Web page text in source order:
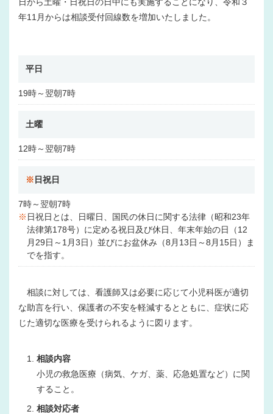
年11月からは相談受付回線数を増加いたしました。
平日
19時～翌朝7時
土曜
12時～翌朝7時
※ 日祝日
7時～翌朝7時
※ 日祝日とは、日曜日、国民の休日に関する法律（昭和23年
法律第178号）に定める祝日及び休日、年末年始の日（12
月29日～1月3日）並びにお盆休み（8月13日～8月15日）ま
でを指す。
相談に対しては、看護師又は必要に応じて小児科医が適切
な助言を行い、保護者の不安を軽減するとともに、症状に応
じた適切な医療を受けられるように図ります。
相談内容
小児の救急医療（病気、ケガ、薬、応急処置など）に関
すること。
相談対応者